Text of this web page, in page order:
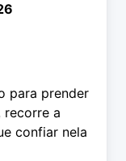
para prender
recorre a
confiar nela